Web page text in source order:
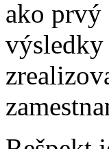
ako prvý
výsledky